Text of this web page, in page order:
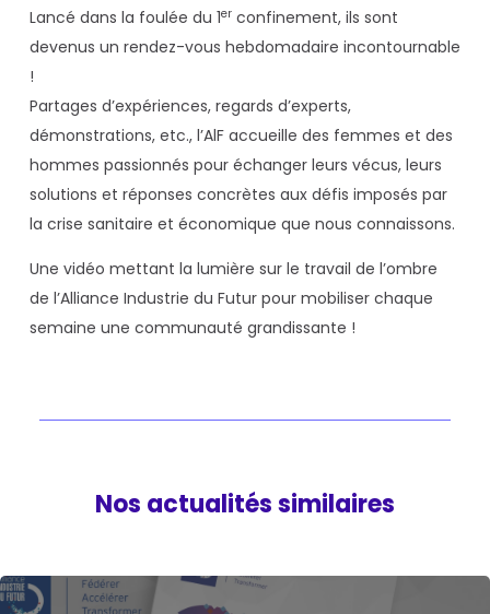
Lancé dans la foulée du 1erconfinement, ils sont
devenus un rendez-vous hebdomadaire incontournable
!
Partages d’expériences, regards d’experts,
démonstrations, etc., l’AlF accueille des femmes et des
hommes passionnés pour échanger leurs vécus, leurs
solutions et réponses concrètes aux défis imposés par
la crise sanitaire et économique que nous connaissons.
Une vidéo mettant la lumière sur le travail de l’ombre
de l’Alliance Industrie du Futur pour mobiliser chaque
semaine une communauté grandissante !
Nos actualités similaires